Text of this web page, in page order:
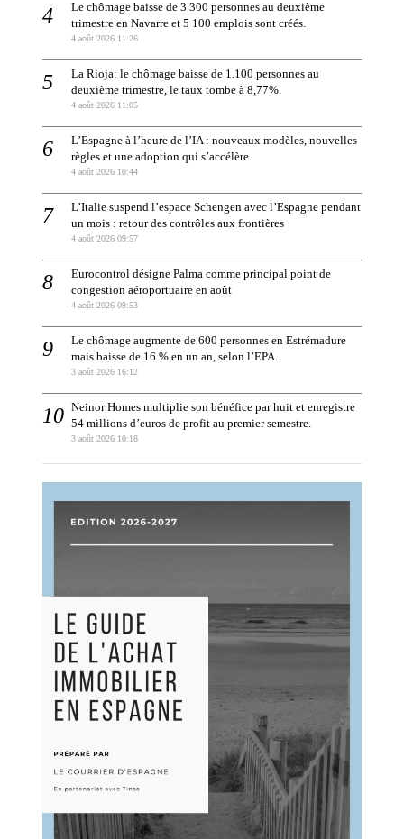
Le chômage baisse de 3 300 personnes au deuxième
trimestre en Navarre et 5 100 emplois sont créés.
4 août 2026 11:26
La Rioja: le chômage baisse de 1.100 personnes au
deuxième trimestre, le taux tombe à 8,77%.
4 août 2026 11:05
L’Espagne à l’heure de l’IA : nouveaux modèles, nouvelles
règles et une adoption qui s’accélère.
4 août 2026 10:44
L’Italie suspend l’espace Schengen avec l’Espagne pendant
un mois : retour des contrôles aux frontières
4 août 2026 09:57
Eurocontrol désigne Palma comme principal point de
congestion aéroportuaire en août
4 août 2026 09:53
Le chômage augmente de 600 personnes en Estrémadure
mais baisse de 16 % en un an, selon l’EPA.
3 août 2026 16:12
Neinor Homes multiplie son bénéfice par huit et enregistre
54 millions d’euros de profit au premier semestre.
3 août 2026 10:18